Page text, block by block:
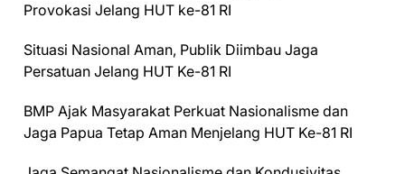
Provokasi Jelang HUT ke-81 RI
Situasi Nasional Aman, Publik Diimbau Jaga
Persatuan Jelang HUT Ke-81 RI
BMP Ajak Masyarakat Perkuat Nasionalisme dan
Jaga Papua Tetap Aman Menjelang HUT Ke-81 RI